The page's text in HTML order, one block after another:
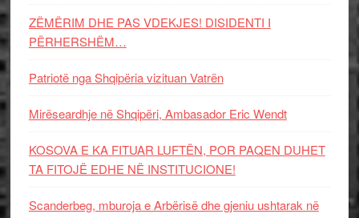
ZËMËRIM DHE PAS VDEKJES! DISIDENTI I
PËRHERSHËM…
Patriotë nga Shqipëria vizituan Vatrën
Mirëseardhje në Shqipëri, Ambasador Eric Wendt
KOSOVA E KA FITUAR LUFTËN, POR PAQEN DUHET
TA FITOJË EDHE NË INSTITUCIONE!
Scanderbeg, mburoja e Arbërisë dhe gjeniu ushtarak në